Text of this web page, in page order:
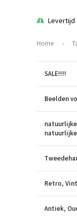
Levertijd
Home
SALE!!!!
Beelden
Retro,
Antiek,